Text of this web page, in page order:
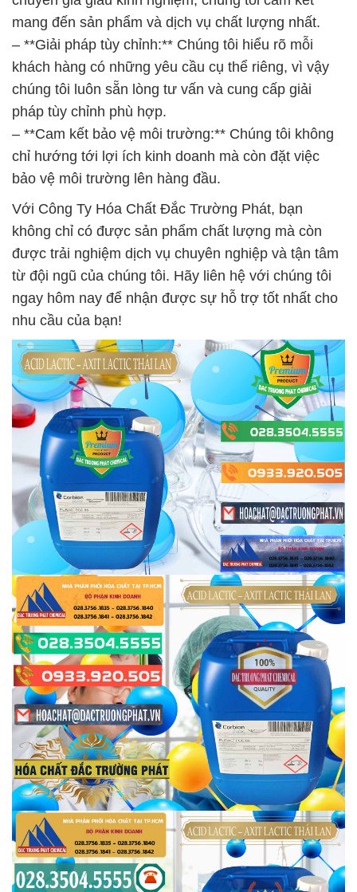
mang đến sản phẩm và dịch vụ chất lượng nhất.
– **Giải pháp tùy chỉnh:** Chúng tôi hiểu rõ mỗi
khách hàng có những yêu cầu cụ thể riêng, vì vậy
chúng tôi luôn sẵn lòng tư vấn và cung cấp giải
pháp tùy chỉnh phù hợp.
– **Cam kết bảo vệ môi trường:** Chúng tôi không
chỉ hướng tới lợi ích kinh doanh mà còn đặt việc
bảo vệ môi trường lên hàng đầu.
Với Công Ty Hóa Chất Đắc Trường Phát, bạn
không chỉ có được sản phẩm chất lượng mà còn
được trải nghiệm dịch vụ chuyên nghiệp và tận tâm
từ đội ngũ của chúng tôi. Hãy liên hệ với chúng tôi
ngay hôm nay để nhận được sự hỗ trợ tốt nhất cho
nhu cầu của bạn!